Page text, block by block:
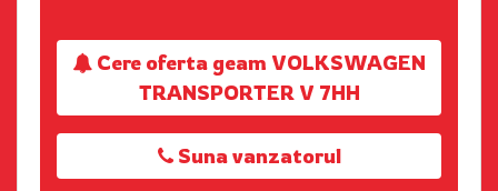
Cere oferta geam VOLKSWAGEN
TRANSPORTER V 7HH
Suna vanzatorul